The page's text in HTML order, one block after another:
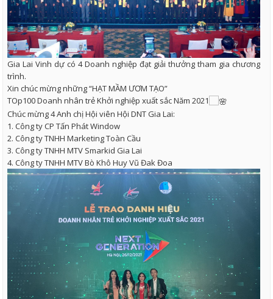
Gia Lai Vinh dự có 4 Doanh nghiệp đạt giải thưởng tham gia chương
trình.
Xin chúc mừng những “HẠT MẦM ƯƠM TẠO”
TOp100 Doanh nhân trẻ Khởi nghiệp xuất sắc Năm 2021
Chúc mừng 4 Anh chị Hội viên Hội DNT Gia Lai:
1. Công ty CP Tấn Phát Window
2. Công ty TNHH Marketing Toàn Cầu
3. Công ty TNHH MTV Smarkid Gia Lai
4. Công ty TNHH MTV Bò Khô Huy Vũ Đak Đoa